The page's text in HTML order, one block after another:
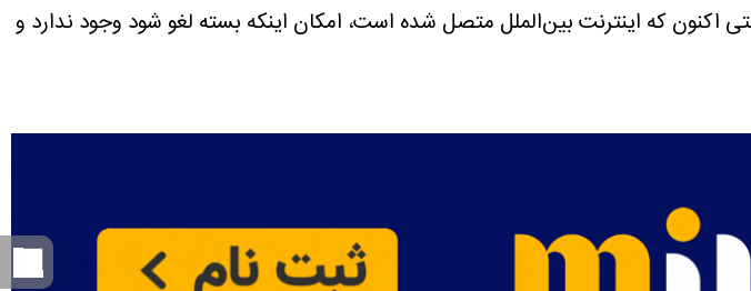
اکنون که اینترنت بین‌الملل متصل شده است، امکان اینکه بسته لغو شود وجود ندارد و